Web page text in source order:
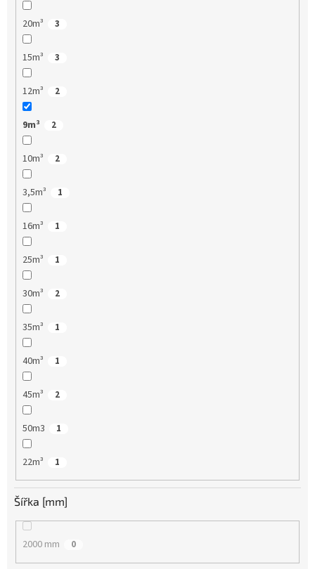
20m³ 3
15m³ 3
12m³ 2
9m³ 2
10m³ 2
3,5m³ 1
16m³ 1
25m³ 1
30m³ 2
35m³ 1
40m³ 1
45m³ 2
50m3 1
22m³ 1
Šířka [mm]
2000 mm 0